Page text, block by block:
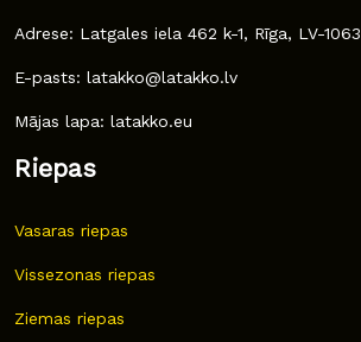
Adrese: Latgales iela 462 k-1, Rīga, LV-1063
E-pasts: latakko@latakko.lv
Mājas lapa: latakko.eu
Riepas
Vasaras riepas
Vissezonas riepas
Ziemas riepas